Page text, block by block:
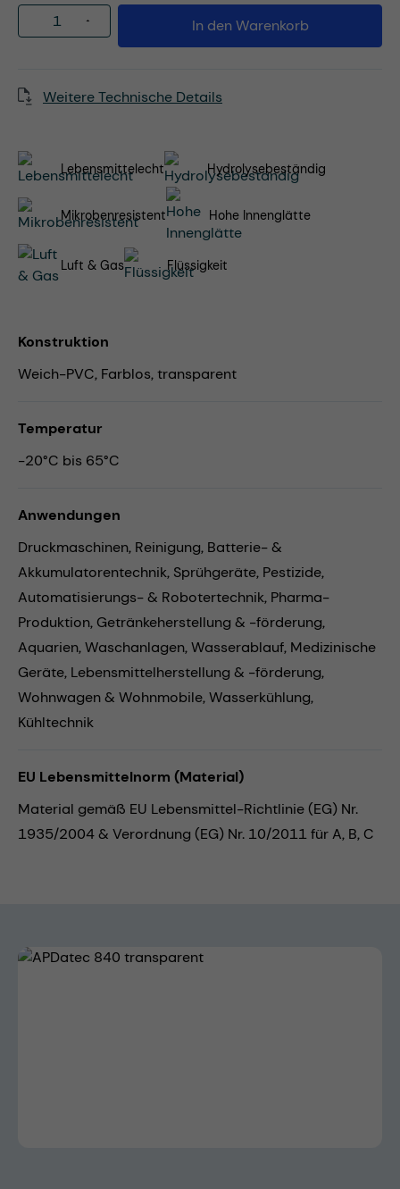
Produkt Anzahl: Gib den gewünschten
In den Warenkorb
Weitere Technische Details
Lebensmittelecht Hydrolysebeständig
Mikrobenresistent Hohe Innenglätte
Luft & Gas Flüssigkeit
Konstruktion
Weich-PVC, Farblos, transparent
Temperatur
-20°C bis 65°C
Anwendungen
Druckmaschinen, Reinigung, Batterie- &
Akkumulatorentechnik, Sprühgeräte, Pestizide,
Automatisierungs- & Robotertechnik, Pharma-
Produktion, Getränkeherstellung & -förderung,
Aquarien,Waschanlagen,Wasserablauf, Medizinische
Geräte, Lebensmittelherstellung & -förderung,
Wohnwagen & Wohnmobile,Wasserkühlung,
Kühltechnik
EU Lebensmittelnorm (Material)
Material gemäß EU Lebensmittel-Richtlinie (EG) Nr.
1935/2004 & Verordnung (EG) Nr. 10/2011 für A, B, C
Bildergalerie überspringen